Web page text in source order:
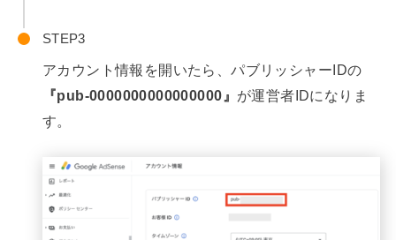
STEP
アカウント情報を開いたら、パブリッシャーIDの
『pub-0000000000000000』 が運営者IDになりま
す。